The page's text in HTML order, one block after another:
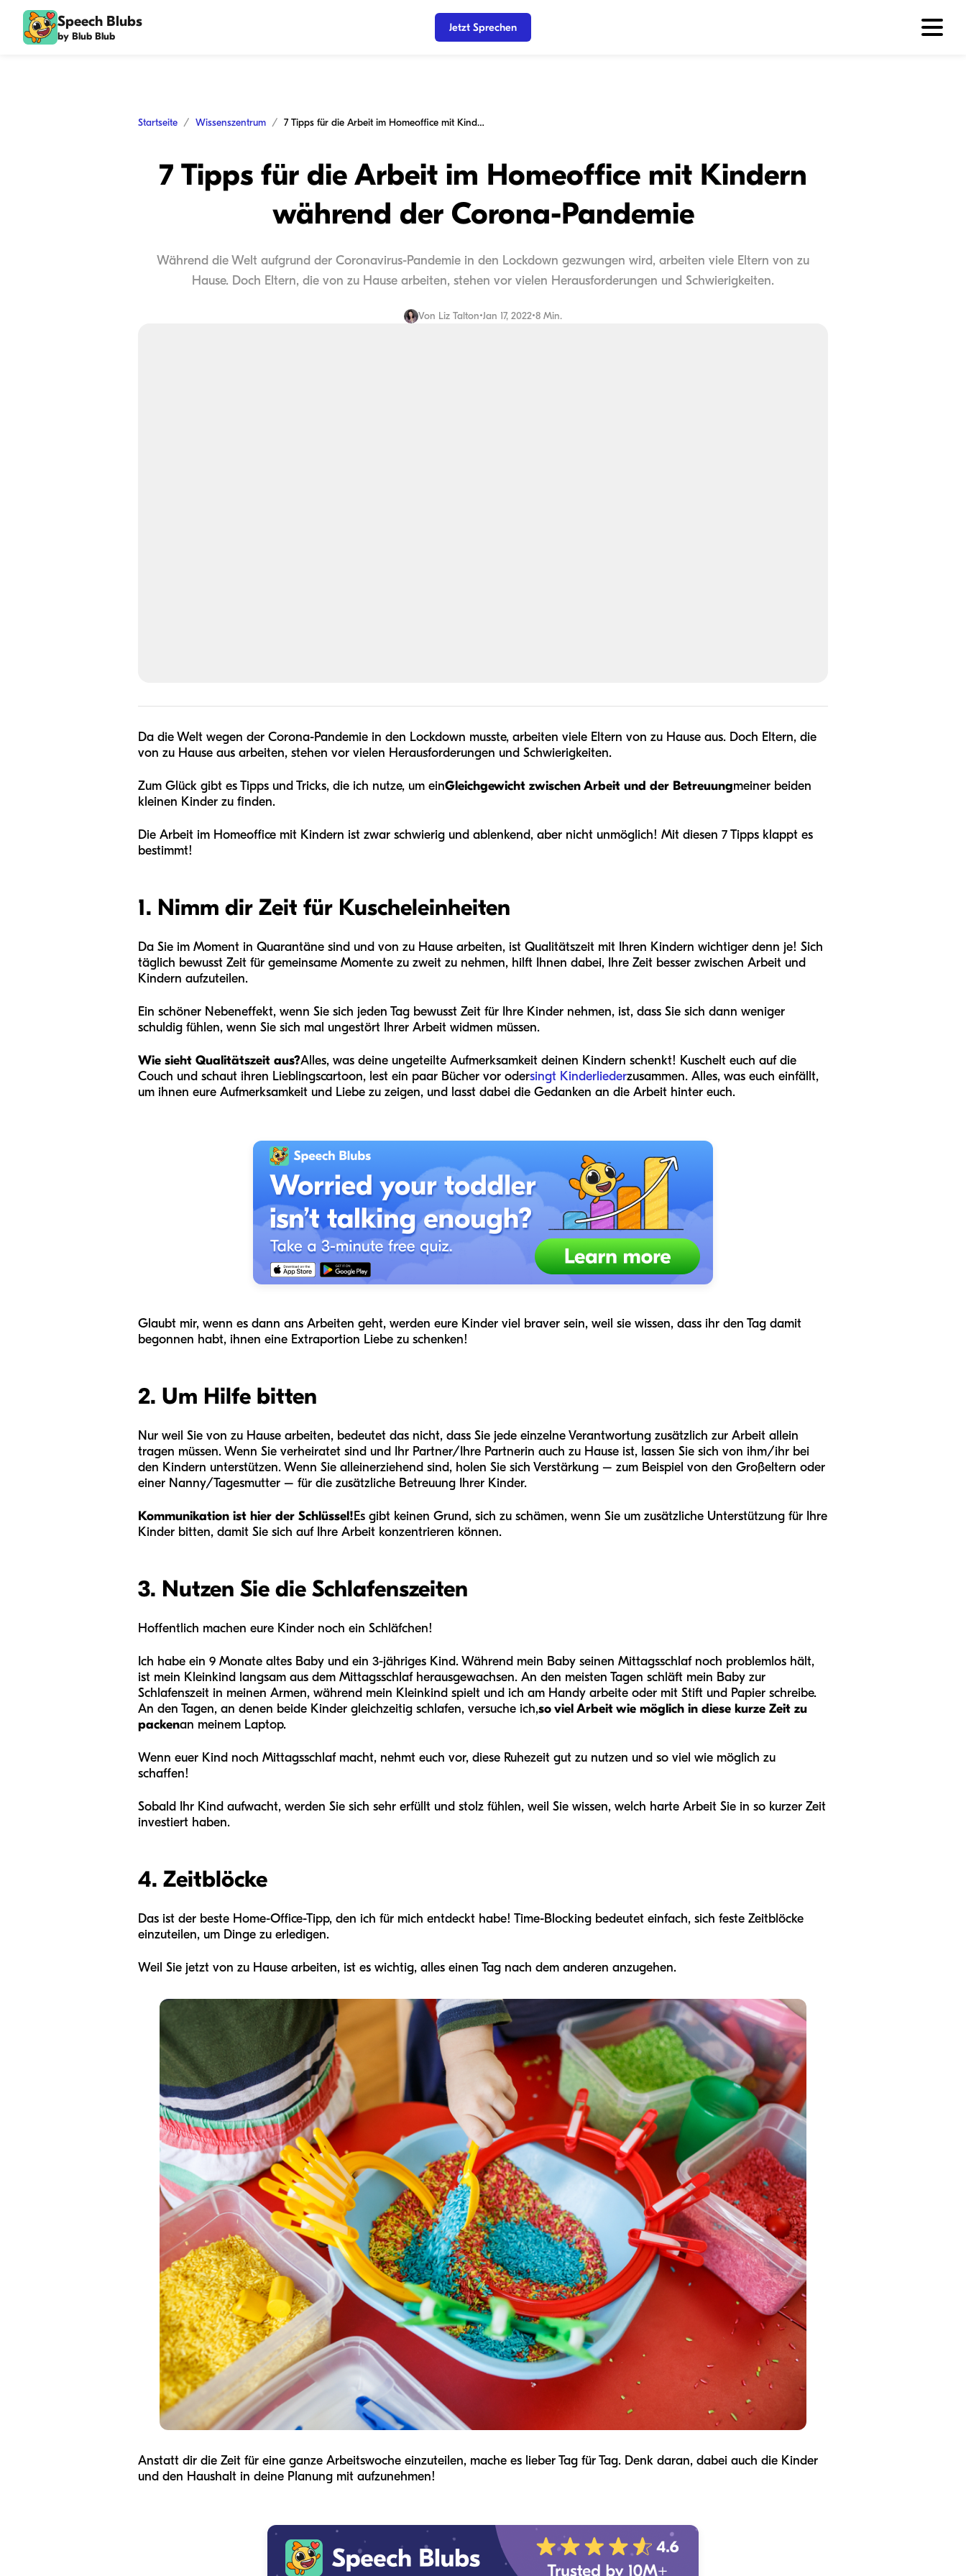
Speech Blubs
by Blub Blub
Jetzt Sprechen
Startseite Wissenszentrum 7 Tipps für die Arbeit im Homeoffice mit Kindern während der Corona-Pandemie
7 Tipps für die Arbeit im Homeoffice mit Kindern
während der Corona-Pandemie
Während die Welt aufgrund der Coronavirus-Pandemie in den Lockdown gezwungen wird, arbeiten viele Eltern von zu
Hause. Doch Eltern, die von zu Hause arbeiten, stehen vor vielen Herausforderungen und Schwierigkeiten.
Von Liz Talton•Jan 17, 2022•8 Min.
Da die Welt wegen der Corona-Pandemie in den Lockdown musste, arbeiten viele Eltern von zu Hause aus. Doch Eltern, die
von zu Hause aus arbeiten, stehen vor vielen Herausforderungen und Schwierigkeiten.
Zum Glück gibt es Tipps und Tricks, die ich nutze, um einGleichgewicht zwischen Arbeit und der Betreuungmeiner beiden
kleinen Kinder zu finden.
Die Arbeit im Homeoffice mit Kindern ist zwar schwierig und ablenkend, aber nicht unmöglich! Mit diesen 7 Tipps klappt es
bestimmt!
1. Nimm dir Zeit für Kuscheleinheiten
Da Sie im Moment in Quarantäne sind und von zu Hause arbeiten, ist Qualitätszeit mit Ihren Kindern wichtiger denn je! Sich
täglich bewusst Zeit für gemeinsame Momente zu zweit zu nehmen, hilft Ihnen dabei, Ihre Zeit besser zwischen Arbeit und
Kindern aufzuteilen.
Ein schöner Nebeneffekt, wenn Sie sich jeden Tag bewusst Zeit für Ihre Kinder nehmen, ist, dass Sie sich dann weniger
schuldig fühlen, wenn Sie sich mal ungestört Ihrer Arbeit widmen müssen.
Wie sieht Qualitätszeit aus?Alles, was deine ungeteilte Aufmerksamkeit deinen Kindern schenkt! Kuschelt euch auf die
Couch und schaut ihren Lieblingscartoon, lest ein paar Bücher vor odersingt Kinderliederzusammen. Alles, was euch einfällt,
um ihnen eure Aufmerksamkeit und Liebe zu zeigen, und lasst dabei die Gedanken an die Arbeit hinter euch.
Glaubt mir, wenn es dann ans Arbeiten geht, werden eure Kinder viel braver sein, weil sie wissen, dass ihr den Tag damit
begonnen habt, ihnen eine Extraportion Liebe zu schenken!
2. Um Hilfe bitten
Nur weil Sie von zu Hause arbeiten, bedeutet das nicht, dass Sie jede einzelne Verantwortung zusätzlich zur Arbeit allein
tragen müssen. Wenn Sie verheiratet sind und Ihr Partner/Ihre Partnerin auch zu Hause ist, lassen Sie sich von ihm/ihr bei
den Kindern unterstützen. Wenn Sie alleinerziehend sind, holen Sie sich Verstärkung – zum Beispiel von den Großeltern oder
einer Nanny/Tagesmutter – für die zusätzliche Betreuung Ihrer Kinder.
Kommunikation ist hier der Schlüssel!Es gibt keinen Grund, sich zu schämen, wenn Sie um zusätzliche Unterstützung für Ihre
Kinder bitten, damit Sie sich auf Ihre Arbeit konzentrieren können.
3. Nutzen Sie die Schlafenszeiten
Hoffentlich machen eure Kinder noch ein Schläfchen!
Ich habe ein 9 Monate altes Baby und ein 3-jähriges Kind. Während mein Baby seinen Mittagsschlaf noch problemlos hält,
ist mein Kleinkind langsam aus dem Mittagsschlaf herausgewachsen. An den meisten Tagen schläft mein Baby zur
Schlafenszeit in meinen Armen, während mein Kleinkind spielt und ich am Handy arbeite oder mit Stift und Papier schreibe.
An den Tagen, an denen beide Kinder gleichzeitig schlafen, versuche ich,so viel Arbeit wie möglich in diese kurze Zeit zu
packenan meinem Laptop.
Wenn euer Kind noch Mittagsschlaf macht, nehmt euch vor, diese Ruhezeit gut zu nutzen und so viel wie möglich zu
schaffen!
Sobald Ihr Kind aufwacht, werden Sie sich sehr erfüllt und stolz fühlen, weil Sie wissen, welch harte Arbeit Sie in so kurzer Zeit
investiert haben.
4. Zeitblöcke
Das ist der beste Home-Office-Tipp, den ich für mich entdeckt habe! Time-Blocking bedeutet einfach, sich feste Zeitblöcke
einzuteilen, um Dinge zu erledigen.
Weil Sie jetzt von zu Hause arbeiten, ist es wichtig, alles einen Tag nach dem anderen anzugehen.
Anstatt dir die Zeit für eine ganze Arbeitswoche einzuteilen, mache es lieber Tag für Tag. Denk daran, dabei auch die Kinder
und den Haushalt in deine Planung mit aufzunehmen!